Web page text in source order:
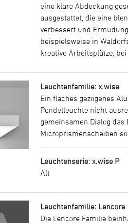
eine klare Abdeckung
ausgestattet, die eine
verbessert und
beispielsweise in
kreative Arbeitsplätze,
Leuchtenfamilie: x.wise
Ein flaches gezogenes
Pendelleuchte nicht
gemeinsamen Dialog
Microprismenscheiben
Leuchtenserie: x.wise P
Alt
Leuchtenfamilie: l.encore
Die l.encore Familie